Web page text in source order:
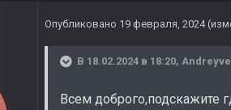
Опубликовано 19 февраля, 2024
В 18.02.2024 в 18:20,
Всем доброго,подскажите